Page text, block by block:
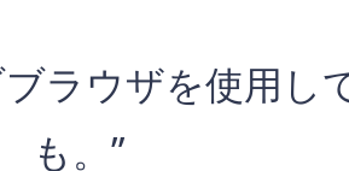
ラウザを使用し
も。”